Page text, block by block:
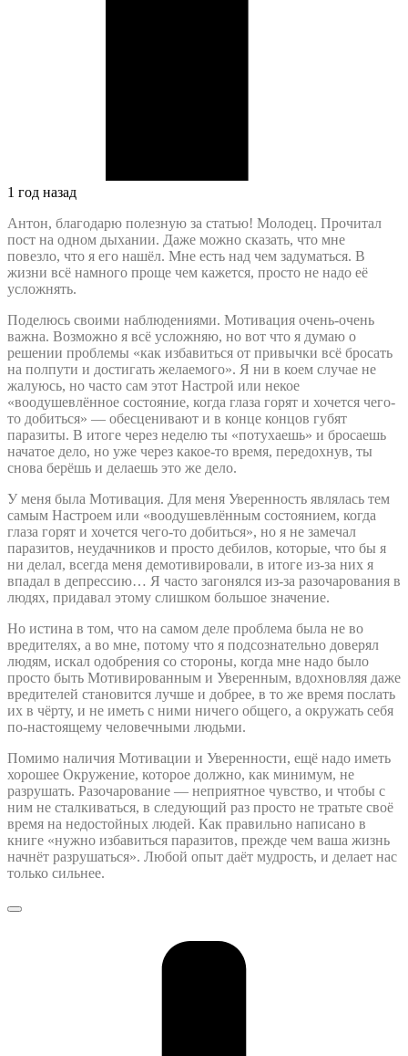
1 год назад
Антон, благодарю полезную за статью! Молодец. Прочитал
пост на одном дыхании. Даже можно сказать, что мне
повезло, что я его нашёл. Мне есть над чем задуматься. В
жизни всё намного проще чем кажется, просто не надо её
усложнять.
Поделюсь своими наблюдениями. Мотивация очень-очень
важна. Возможно я всё усложняю, но вот что я думаю о
решении проблемы «как избавиться от привычки всё бросать
на полпути и достигать желаемого». Я ни в коем случае не
жалуюсь, но часто сам этот Настрой или некое
«воодушевлённое состояние, когда глаза горят и хочется чего-
то добиться» — обесценивают и в конце концов губят
паразиты. В итоге через неделю ты «потухаешь» и бросаешь
начатое дело, но уже через какое-то время, передохнув, ты
снова берёшь и делаешь это же дело.
У меня была Мотивация. Для меня Уверенность являлась тем
самым Настроем или «воодушевлённым состоянием, когда
глаза горят и хочется чего-то добиться», но я не замечал
паразитов, неудачников и просто дебилов, которые, что бы я
ни делал, всегда меня демотивировали, в итоге из-за них я
впадал в депрессию… Я часто загонялся из-за разочарования в
людях, придавал этому слишком большое значение.
Но истина в том, что на самом деле проблема была не во
вредителях, а во мне, потому что я подсознательно доверял
людям, искал одобрения со стороны, когда мне надо было
просто быть Мотивированным и Уверенным, вдохновляя даже
вредителей становится лучше и добрее, в то же время послать
их в чёрту, и не иметь с ними ничего общего, а окружать себя
по-настоящему человечными людьми.
Помимо наличия Мотивации и Уверенности, ещё надо иметь
хорошее Окружение, которое должно, как минимум, не
разрушать. Разочарование — неприятное чувство, и чтобы с
ним не сталкиваться, в следующий раз просто не тратьте своё
время на недостойных людей. Как правильно написано в
книге «нужно избавиться паразитов, прежде чем ваша жизнь
начнёт разрушаться». Любой опыт даёт мудрость, и делает нас
только сильнее.